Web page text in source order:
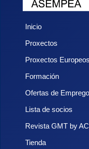
Inicio
Proxectos
Proxectos Europeos
Formación
Ofertas de Emprego
Lista de socios
Revista GMT by
Tienda